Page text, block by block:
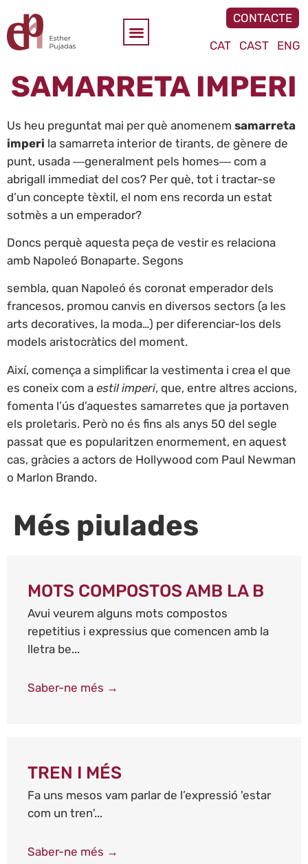
CONTACTE
CAT
CAST ENG
SAMARRETA IMPERI
Us heu preguntat mai per què anomenem samarreta
imperi la samarreta interior de tirants, de gènere de
punt, usada ―generalment pels homes― com a
abrigall immediat del cos? Per què, tot i tractar-se
d’un concepte tèxtil, el nom ens recorda un estat
sotmès a un emperador?
Doncs perquè aquesta peça de vestir es relaciona
amb Napoleó Bonaparte. Segons
sembla, quan Napoleó és coronat emperador dels
francesos, promou canvis en diversos sectors (a les
arts decoratives, la moda…) per diferenciar-los dels
models aristocràtics del moment.
Així, comença a simplificar la vestimenta i crea el que
es coneix com a estil imperi, que, entre altres accions,
fomenta l’ús d’aquestes samarretes que ja portaven
els proletaris. Però no és fins als anys 50 del segle
passat que es popularitzen enormement, en aquest
cas, gràcies a actors de Hollywood com Paul Newman
o Marlon Brando.
Més piulades
MOTS COMPOSTOS AMB LA B
Avui veurem alguns mots compostos
repetitius i expressius que comencen amb la
lletra be...
Saber-ne més →
TREN I MÉS
Fa uns mesos vam parlar de l’expressió 'estar
com un tren'...
Saber-ne més →